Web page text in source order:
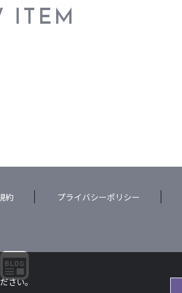
ITEM
約 プライバシーポリシー
さい。